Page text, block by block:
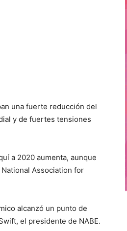
una fuerte reducción del
y de fuertes tensiones
a 2020 aumenta, aunque
Association for
alcanzó un punto de
el presidente de NABE.